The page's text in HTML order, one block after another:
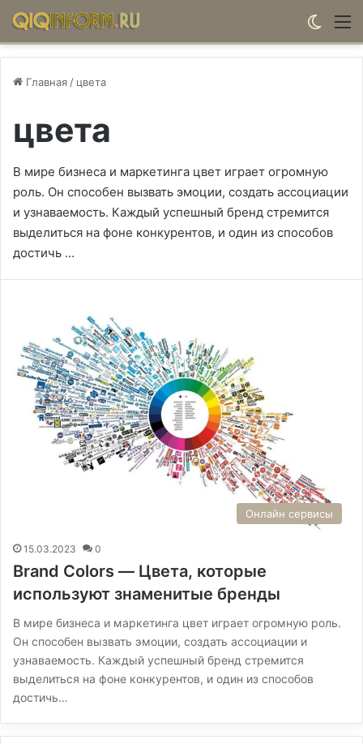
Главная / цвета
цвета
В мире бизнеса и маркетинга цвет играет огромную
роль. Он способен вызвать эмоции, создать ассоциации
и узнаваемость. Каждый успешный бренд стремится
выделиться на фоне конкурентов, и один из способов
достичь …
Онлайн сервисы
15.03.2023 0
Brand Colors — Цвета, которые
используют знаменитые бренды
В мире бизнеса и маркетинга цвет играет огромную роль.
Он способен вызвать эмоции, создать ассоциации и
узнаваемость. Каждый успешный бренд стремится
выделиться на фоне конкурентов, и один из способов
достичь…